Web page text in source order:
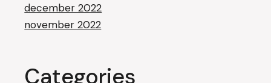
december 2022
november 2022
Categories